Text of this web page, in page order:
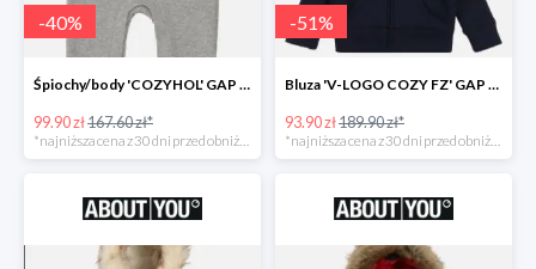
-40%
Śpiochy/body 'COZYHOL' GAP - 40%
99.90 zł167.60 zł*
-51%
Bluza 'V-LOGO COZY FZ' GAP -51%
93.90 zł189.90 zł*